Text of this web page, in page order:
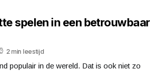
spelen in een betrouwbaar
2 min leestijd
populair in de wereld. Dat is ook niet zo